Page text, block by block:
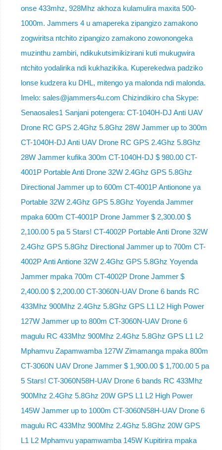
onse 433mhz, 928Mhz akhoza kulamulira maxita 500-
1000m. Jammers 4 u amapereka zipangizo zamakono
zogwiritsa ntchito zipangizo zamakono zowonongeka
muzinthu zambiri, ndikukutsimikizirani kuti mukugwira
ntchito yodalirika ndi kukhazikika. Kuperekedwa padziko
lonse kudzera ku DHL, mitengo ya malonda ndi malonda.
Imelo: sales@jammers4u.com Chizindikiro cha Skype:
Senaosales1 Sanjani potengera: CT-1040H-DJ Anti UAV
Drone RC GPS 2.4Ghz 5.8Ghz 28W Jammer up to 300m
CT-1040H-DJ Anti UAV Drone RC GPS 2.4Ghz 5.8Ghz
28W Jammer kufika 300m CT-1040H-DJ $ 980.00 CT-
4001P Portable Anti Drone 32W 2.4Ghz GPS 5.8Ghz
Directional Jammer up to 600m CT-4001P Antionone ya
Portable 32W 2.4Ghz GPS 5.8Ghz Yoyenda Jammer
mpaka 600m CT-4001P Drone Jammer $ 2,300.00 $
2,100.00 5 pa 5 Stars! CT-4002P Portable Anti Drone 32W
2.4Ghz GPS 5.8Ghz Directional Jammer up to 700m CT-
4002P Anti Antione 32W 2.4Ghz GPS 5.8Ghz Yoyenda
Jammer mpaka 700m CT-4002P Drone Jammer $
2,400.00 $ 2,200.00 CT-3060N-UAV Drone 6 bands RC
433Mhz 900Mhz 2.4Ghz 5.8Ghz GPS L1 L2 High Power
127W Jammer up to 800m CT-3060N-UAV Drone 6
magulu RC 433Mhz 900Mhz 2.4Ghz 5.8Ghz GPS L1 L2
Mphamvu Zapamwamba 127W Zimamanga mpaka 800m
CT-3060N UAV Drone Jammer $ 1,900.00 $ 1,700.00 5 pa
5 Stars! CT-3060N58H-UAV Drone 6 bands RC 433Mhz
900Mhz 2.4Ghz 5.8Ghz 20W GPS L1 L2 High Power
145W Jammer up to 1000m CT-3060N58H-UAV Drone 6
magulu RC 433Mhz 900Mhz 2.4Ghz 5.8Ghz 20W GPS
L1 L2 Mphamvu yapamwamba 145W Kupitirira mpaka